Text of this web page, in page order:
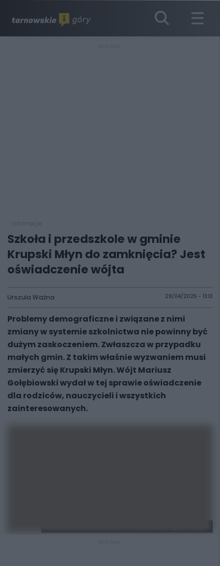
Szkoła i przedszkole w gminie
Krupski Młyn do zamknięcia? Jest
oświadczenie wójta
Urszula Ważna 29/04/2025 - 13:13
Problemy demograficzne i związane z nimi
zmiany w systemie szkolnictwa nie powinny być
dużym zaskoczeniem. Zwłaszcza w przypadku
małych gmin. Z takim właśnie wyzwaniem musi
zmierzyć się Krupski Młyn. Wójt Mariusz
Gołębiowski wydał w tej sprawie oświadczenie
dla rodziców, nauczycieli i wszystkich
zainteresowanych.